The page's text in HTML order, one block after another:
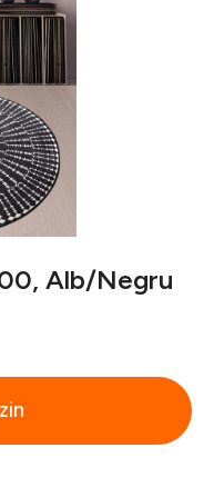
Alb/Negru